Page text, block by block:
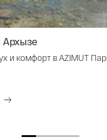
Архызе
и комфорт в AZIMUT